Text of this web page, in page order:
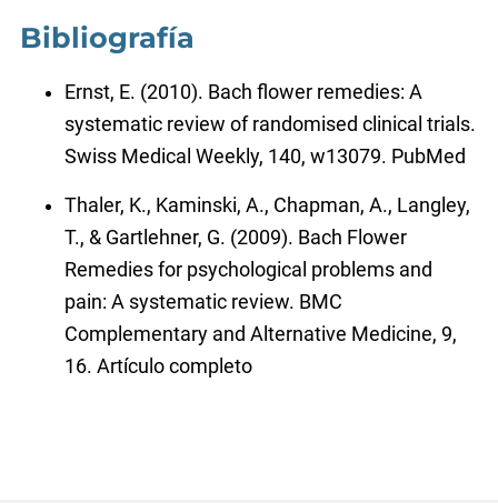
Bibliografía
Ernst, E. (2010). Bach flower remedies: A
systematic review of randomised clinical trials.
Swiss Medical Weekly, 140, w13079. PubMed
Thaler, K., Kaminski, A., Chapman, A., Langley,
T., & Gartlehner, G. (2009). Bach Flower
Remedies for psychological problems and
pain: A systematic review. BMC
Complementary and Alternative Medicine, 9,
16. Artículo completo